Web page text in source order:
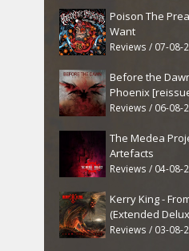
Poison The
Want
Reviews / 07-08-
Before the
Phoenix
Reviews / 06-08-
The Medea
Artefacts
Reviews / 04-08-
Kerry King -
(Extended
Reviews / 03-08-